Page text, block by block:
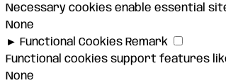
Necessary cookies enable essential
None
► Functional Cookies Remark
Functional cookies support features
None